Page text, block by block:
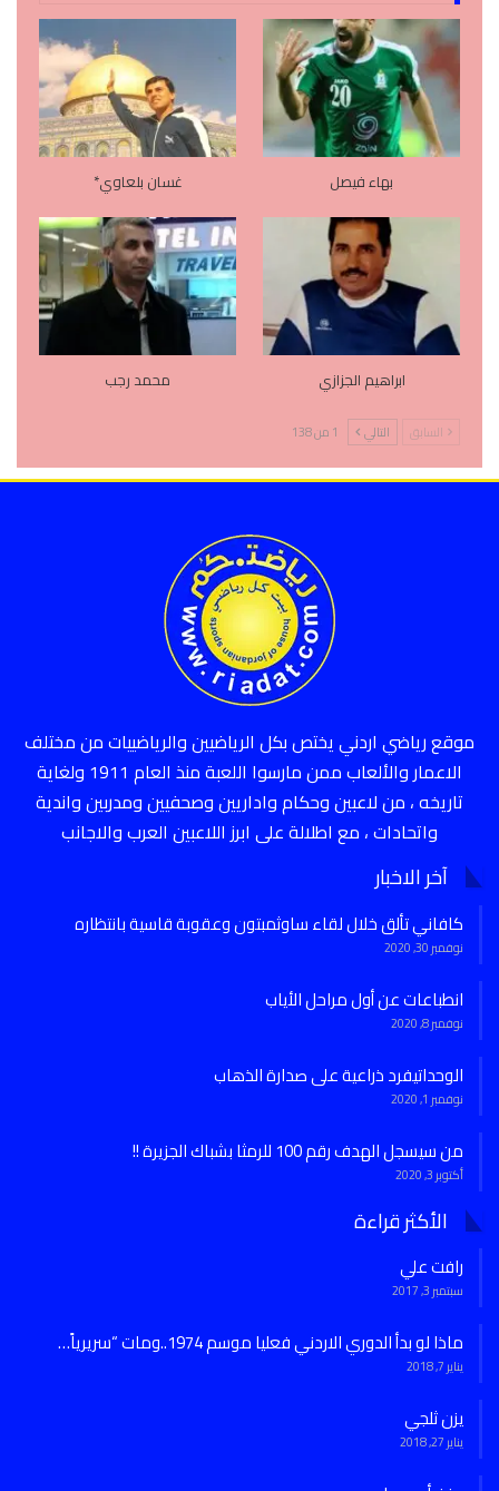
بهاء فيصل غسان بلعاوي*
ابراهيم الجزازي محمد رجب
السابق التالي 1 من 138
موقع رياضي اردني يختص بكل الرياضيين والرياضييات من مختلف
الاعمار والألعاب ممن مارسوا اللعبة منذ العام 1911 ولغاية
تاريخه ، من لاعبين وحكام واداريين وصحفيين ومدربين واندية
واتحادات ، مع اطلالة على ابرز اللاعبين العرب والاجانب
آخر الاخبار
كافاني تألق خلال لقاء ساوثمبتون وعقوبة قاسية بانتظاره
نوفمبر 30, 2020
انطباعات عن أول مراحل الأياب
نوفمبر 8, 2020
الوحداتيفرد ذراعية على صدارة الذهاب
نوفمبر 1, 2020
من سيسجل الهدف رقم 100 للرمثا بشباك الجزيرة !!
أكتوبر 3, 2020
الأكثر قراءة
رافت علي
سبتمبر 3, 2017
ماذا لو بدأ الدوري الاردني فعليا موسم 1974..ومات “سريرياً…
يناير 7, 2018
يزن ثلجي
يناير 27, 2018